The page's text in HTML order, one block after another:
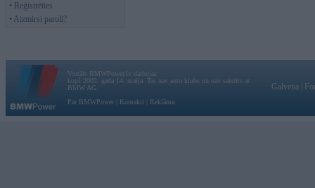
• Reģistrēties
• Aizmirsi paroli?
Vortāls BMWPower.lv darbojas
kopš 2002. gada 14. maija. Tas nav auto klubs un nav saistīts ar
BMW AG.
Par BMWPower
Kontakti Reklāma
Galvena